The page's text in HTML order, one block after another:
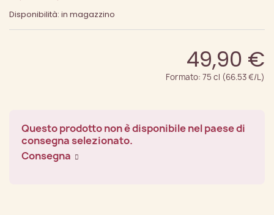
Disponibilità: in magazzino
49,90 €
Formato: 75 cl (66.53 €/L)
Questo prodotto non è disponibile nel paese di
consegna selezionato.
Consegna